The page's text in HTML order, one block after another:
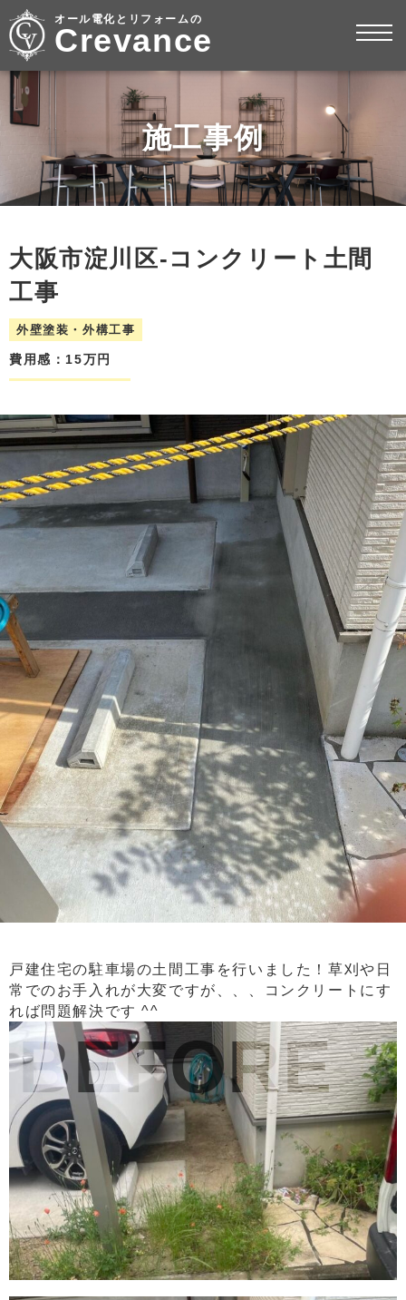
オール電化とリフォームの
Crevance
施工事例
大阪市淀川区-コンクリート土間
工事
外壁塗装・外構工事
費用感：15万円
BEFORE
戸建住宅の駐車場の土間工事を行いました！草刈や日
常でのお手入れが大変ですが、、、コンクリートにす
れば問題解決です ^^